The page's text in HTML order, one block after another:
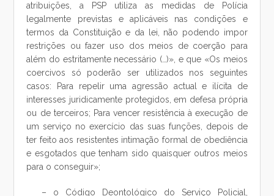
atribuições, a PSP utiliza as medidas de Polícia
legalmente previstas e aplicáveis nas condições e
termos da Constituição e da lei, não podendo impor
restrições ou fazer uso dos meios de coerção para
além do estritamente necessário (…)», e que «Os meios
coercivos só poderão ser utilizados nos seguintes
casos: Para repelir uma agressão actual e ilícita de
interesses juridicamente protegidos, em defesa própria
ou de terceiros; Para vencer resistência à execução de
um serviço no exercício das suas funções, depois de
ter feito aos resistentes intimação formal de obediência
e esgotados que tenham sido quaisquer outros meios
para o conseguir»;
– o Código Deontológico do Serviço Policial,